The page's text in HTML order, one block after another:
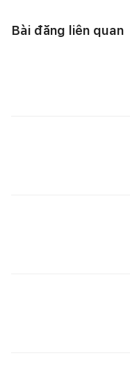
Bài đăng liên quan